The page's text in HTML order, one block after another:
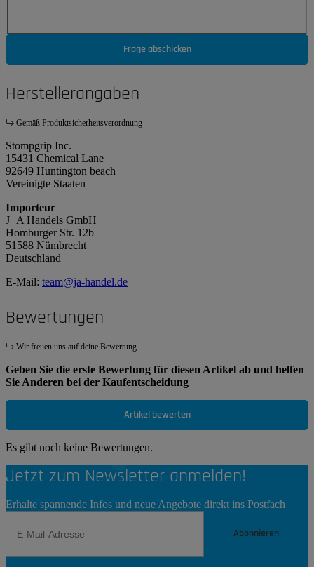
Frage abschicken
Herstellerangaben
Gemäß Produktsicherheitsverordnung
Stompgrip Inc.
15431 Chemical Lane
92649 Huntington beach
Vereinigte Staaten
Importeur
J+A Handels GmbH
Homburger Str. 12b
51588 Nümbrecht
Deutschland
E-Mail: team@ja-handel.de
Bewertungen
Wir freuen uns auf deine Bewertung
Geben Sie die erste Bewertung für diesen Artikel ab und helfen
Sie Anderen bei der Kaufentscheidung
Artikel bewerten
Es gibt noch keine Bewertungen.
Jetzt zum Newsletter anmelden!
Erhalte spannende Infos und neue Angebote direkt ins Postfach
Abonnieren